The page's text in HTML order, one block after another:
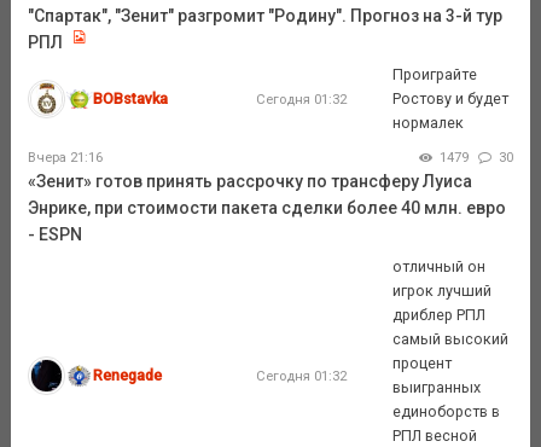
"Спартак", "Зенит" разгромит "Родину". Прогноз на 3-й тур
РПЛ
BOBstavka Сегодня 01:32
Проиграйте
Ростову и будет
нормалек
Вчера 21:16 1479 30
«Зенит» готов принять рассрочку по трансферу Луиса
Энрике, при стоимости пакета сделки более 40 млн. евро
- ESPN
Renegade Сегодня 01:32
отличный он
игрок лучший
дриблер РПЛ
самый высокий
процент
выигранных
единоборств в
РПЛ весной